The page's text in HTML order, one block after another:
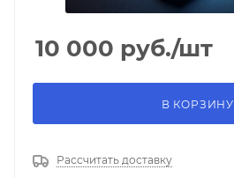
10 000 руб./шт
В КОРЗИНУ
Рассчитать доставку